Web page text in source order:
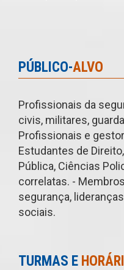
PÚBLICO-ALVO
Profissionais da
civis, militares,
Profissionais e
Estudantes de
Pública, Ciências
correlatas. -
segurança,
sociais.
TURMAS E